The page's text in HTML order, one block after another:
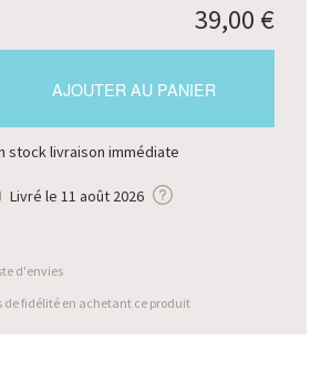
39,00 €
AJOUTER AU PANIER
stock livraison immédiate
Livré le 11 août 2026
d'envies
de fidélité en achetant ce produit